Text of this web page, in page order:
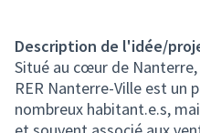
Description de l'idée/
Situé au cœur de
RER Nanterre-Ville est un
nombreux habitant.e.s,